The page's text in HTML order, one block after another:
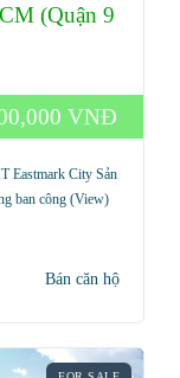
(Quận 9
VNĐ
Eastmark City Sản
ban công (View)
Bán căn hộ